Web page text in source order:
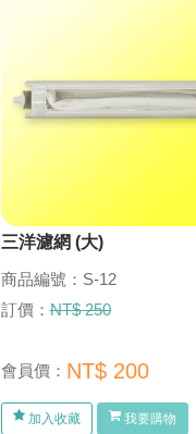
三洋濾網 (大)
商品編號：S-12
訂價：NT$ 250
會員價： NT$ 200
加入收藏 我要購物